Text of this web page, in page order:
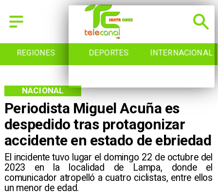
REGIONES DEPORTES INTERNACIONAL
Periodista Miguel Acuña es
despedido tras protagonizar
accidente en estado de ebriedad
El incidente tuvo lugar el domingo 22 de octubre del
2023 en la localidad de Lampa, donde el
comunicador atropelló a cuatro ciclistas, entre ellos
un menor de edad.
NACIONAL